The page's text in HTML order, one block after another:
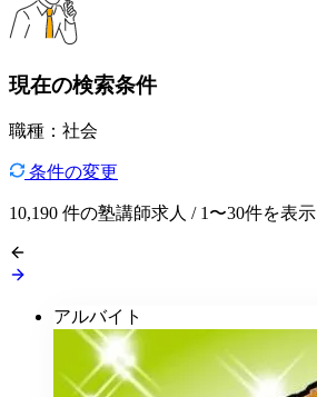
現在の検索条件
職種：社会
条件の変更
10,190 件の塾講師求人 / 1〜30件を表示
アルバイト